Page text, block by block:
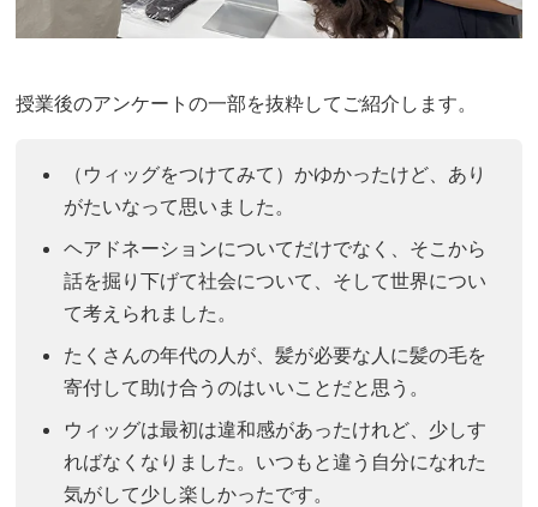
授業後のアンケートの一部を抜粋してご紹介します。
（ウィッグをつけてみて）かゆかったけど、あり
がたいなって思いました。
ヘアドネーションについてだけでなく、そこから
話を掘り下げて社会について、そして世界につい
て考えられました。
たくさんの年代の人が、髪が必要な人に髪の毛を
寄付して助け合うのはいいことだと思う。
ウィッグは最初は違和感があったけれど、少しす
ればなくなりました。いつもと違う自分になれた
気がして少し楽しかったです。